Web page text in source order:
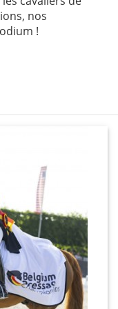
nos
!